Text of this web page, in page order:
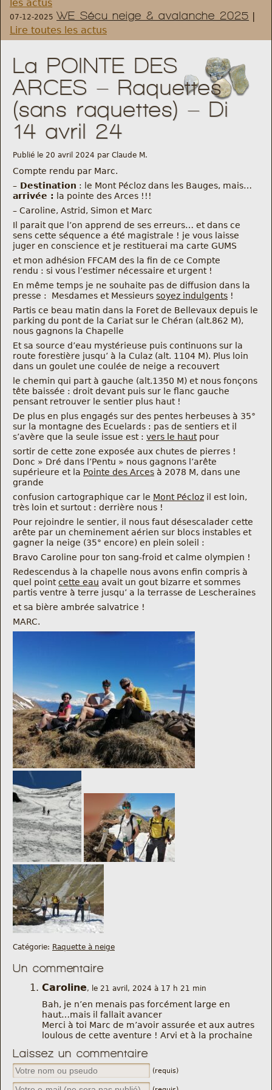
Règlement et statuts
Modalités d’inscriptions
Cartes découvertes
Comité Directeur
Frais kilométriques
Formation
Infos contact
Nous contacter
Nous trouver
Comment être informé des sorties
Programme
Crazy Gums
Rechercher
les actus
07-12-2025 WE Sécu neige & avalanche 2025 |
Lire toutes les actus
La POINTE DES
ARCES – Raquettes
(sans raquettes) – Di
14 avril 24
Publié le 20 avril 2024 par Claude M.
Compte rendu par Marc.
– Destination : le Mont Pécloz dans les Bauges, mais…
arrivée :
la pointe des Arces !!!
– Caroline, Astrid, Simon et Marc
Il parait que l’on apprend de ses erreurs… et dans ce
sens cette séquence a été magistrale ! je vous laisse
juger en conscience et je restituerai ma carte GUMS
et mon adhésion FFCAM des la fin de ce Compte
rendu : si vous l’estimer nécessaire et urgent !
En même temps je ne souhaite pas de diffusion dans la
presse : Mesdames et Messieurs soyez indulgents !
Partis ce beau matin dans la Foret de Bellevaux depuis le
parking du pont de la Cariat sur le Chéran (alt.862 M),
nous gagnons la Chapelle
Et sa source d’eau mystérieuse puis continuons sur la
route forestière jusqu’ à la Culaz (alt. 1104 M). Plus loin
dans un goulet une coulée de neige a recouvert
le chemin qui part à gauche (alt.1350 M) et nous fonçons
tête baissée : droit devant puis sur le flanc gauche
pensant retrouver le sentier plus haut !
De plus en plus engagés sur des pentes herbeuses à 35°
sur la montagne des Ecuelards : pas de sentiers et il
s’avère que la seule issue est : vers le hautpour
sortir de cette zone exposée aux chutes de pierres !
Donc » Dré dans l’Pentu » nous gagnons l’arête
supérieure et la Pointe des Arces à 2078 M, dans une
grande
confusion cartographique car le Mont Pécloz il est loin,
très loin et surtout : derrière nous !
Pour rejoindre le sentier, il nous faut désescalader cette
arête par un cheminement aérien sur blocs instables et
gagner la neige (35° encore) en plein soleil :
Bravo Caroline pour ton sang-froid et calme olympien !
Redescendus à la chapelle nous avons enfin compris à
quel pointcette eau avait un gout bizarre et sommes
partis ventre à terre jusqu’ a la terrasse de Lescheraines
et sa bière ambrée salvatrice !
MARC.
Catégorie: Raquette à neige
Un commentaire
Caroline, le 21 avril, 2024 à 17 h 21 min
Bah, je n’en menais pas forcément large en
haut…mais il fallait avancer
Merci à toi Marc de m’avoir assurée et aux autres
loulous de cette aventure ! Arvi et à la prochaine
Laissez un commentaire
(requis)